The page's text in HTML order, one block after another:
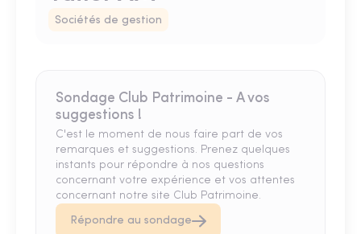
Sociétés de gestion
Sondage Club Patrimoine - A vos
suggestions !
C'est le moment de nous faire part de vos
remarques et suggestions. Prenez quelques
instants pour répondre à nos questions
concernant votre expérience et vos attentes
concernant notre site Club Patrimoine.
Répondre au sondage